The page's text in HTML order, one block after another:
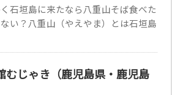
石垣島に来たなら八重山そば食べた
い？八重山（やえやま）とは石垣島
むじゃき（鹿児島県・鹿児島